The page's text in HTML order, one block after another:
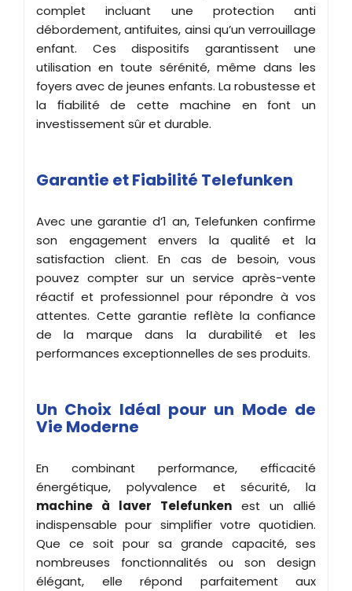
complet incluant une protection anti
débordement, antifuites, ainsi qu’un verrouillage
enfant. Ces dispositifs garantissent une
utilisation en toute sérénité, même dans les
foyers avec de jeunes enfants. La robustesse et
la fiabilité de cette machine en font un
investissement sûr et durable.
Garantie et Fiabilité Telefunken
Avec une garantie d’1 an, Telefunken confirme
son engagement envers la qualité et la
satisfaction client. En cas de besoin, vous
pouvez compter sur un service après-vente
réactif et professionnel pour répondre à vos
attentes. Cette garantie reflète la confiance
de la marque dans la durabilité et les
performances exceptionnelles de ses produits.
Un Choix Idéal pour un Mode de
Vie Moderne
En combinant performance, efficacité
énergétique, polyvalence et sécurité, la
machine à laver Telefunken est un allié
indispensable pour simplifier votre quotidien.
Que ce soit pour sa grande capacité, ses
nombreuses fonctionnalités ou son design
élégant, elle répond parfaitement aux